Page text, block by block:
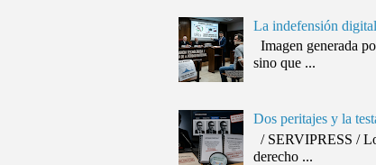
La indefensión
Imagen generada
sino que ...
Dos peritajes y la
/ SERVIPRESS /
derecho ...